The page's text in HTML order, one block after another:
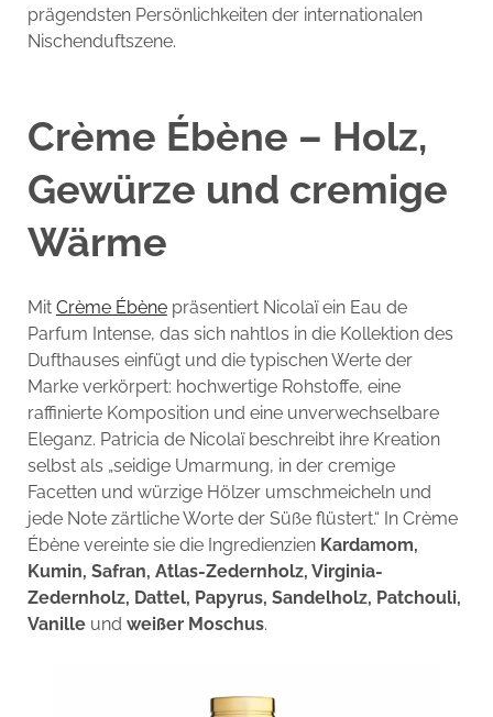
prägendsten Persönlichkeiten der internationalen
Nischenduftszene.
Crème Ébène – Holz,
Gewürze und cremige
Wärme
Mit Crème Ébènepräsentiert Nicolaï ein Eau de
Parfum Intense, das sich nahtlos in die Kollektion des
Dufthauses einfügt und die typischen Werte der
Marke verkörpert: hochwertige Rohstoffe, eine
raffinierte Komposition und eine unverwechselbare
Eleganz. Patricia de Nicolaï beschreibt ihre Kreation
selbst als „seidige Umarmung, in der cremige
Facetten und würzige Hölzer umschmeicheln und
jede Note zärtliche Worte der Süße flüstert.“ In Crème
Ébène vereinte sie die Ingredienzien Kardamom,
Kumin, Safran, Atlas-Zedernholz, Virginia-
Zedernholz, Dattel, Papyrus, Sandelholz, Patchouli,
Vanilleund weißer Moschus.